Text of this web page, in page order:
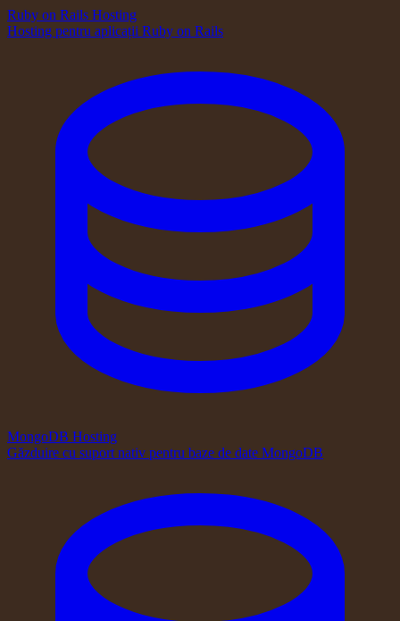
Ruby on Rails Hosting
Hosting pentru aplicații Ruby on Rails
MongoDB Hosting
Găzduire cu suport nativ pentru baze de date MongoDB